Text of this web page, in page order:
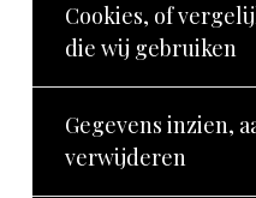
Cookies, of
die wij gebruiken
Gegevens inzien,
verwijderen